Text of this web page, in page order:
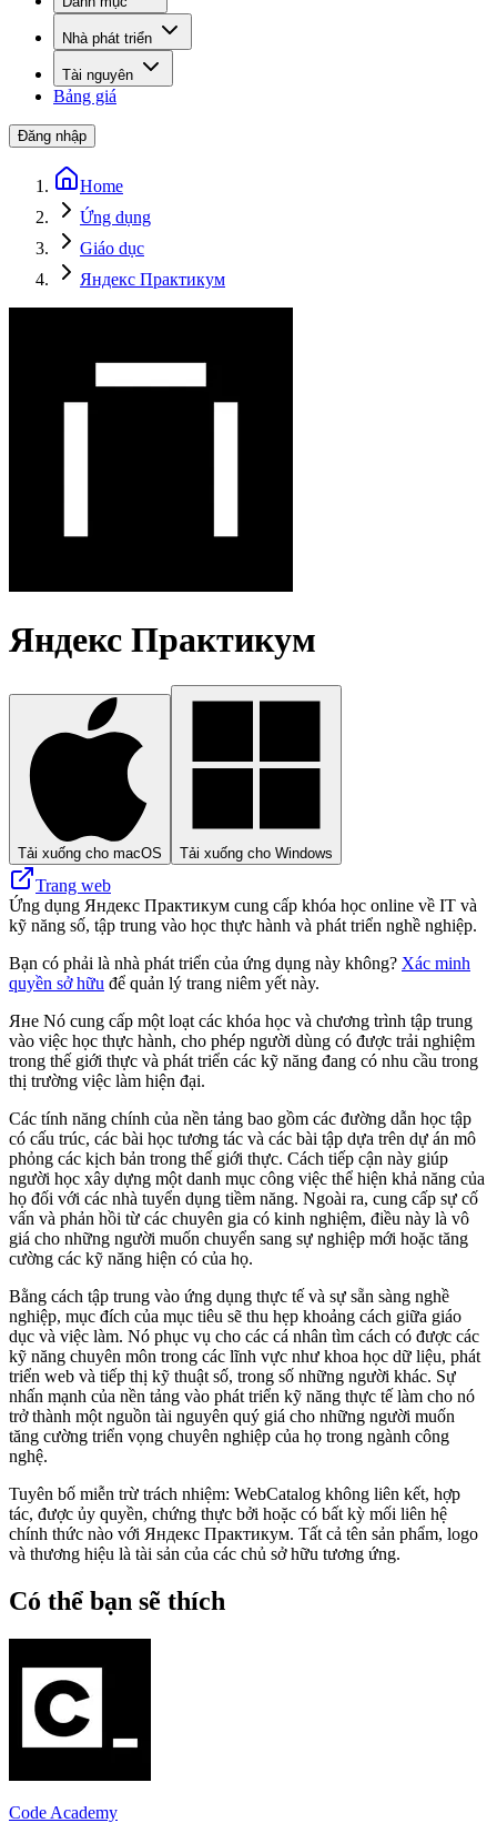
Nhà phát triển
Tài nguyên
Bảng giá
Đăng nhập
Home
Ứng dụng
Giáo dục
Яндекс Практикум
Яндекс Практикум
Tải xuống cho macOS Tải xuống cho Windows
Trang web
Ứng dụng Яндекс Практикум cung cấp khóa học online về IT và
kỹ năng số, tập trung vào học thực hành và phát triển nghề nghiệp.
Bạn có phải là nhà phát triển của ứng dụng này không? Xác minh
quyền sở hữu để quản lý trang niêm yết này.
Яне Nó cung cấp một loạt các khóa học và chương trình tập trung
vào việc học thực hành, cho phép người dùng có được trải nghiệm
trong thế giới thực và phát triển các kỹ năng đang có nhu cầu trong
thị trường việc làm hiện đại.
Các tính năng chính của nền tảng bao gồm các đường dẫn học tập
có cấu trúc, các bài học tương tác và các bài tập dựa trên dự án mô
phỏng các kịch bản trong thế giới thực. Cách tiếp cận này giúp
người học xây dựng một danh mục công việc thể hiện khả năng của
họ đối với các nhà tuyển dụng tiềm năng. Ngoài ra, cung cấp sự cố
vấn và phản hồi từ các chuyên gia có kinh nghiệm, điều này là vô
giá cho những người muốn chuyển sang sự nghiệp mới hoặc tăng
cường các kỹ năng hiện có của họ.
Bằng cách tập trung vào ứng dụng thực tế và sự sẵn sàng nghề
nghiệp, mục đích của mục tiêu sẽ thu hẹp khoảng cách giữa giáo
dục và việc làm. Nó phục vụ cho các cá nhân tìm cách có được các
kỹ năng chuyên môn trong các lĩnh vực như khoa học dữ liệu, phát
triển web và tiếp thị kỹ thuật số, trong số những người khác. Sự
nhấn mạnh của nền tảng vào phát triển kỹ năng thực tế làm cho nó
trở thành một nguồn tài nguyên quý giá cho những người muốn
tăng cường triển vọng chuyên nghiệp của họ trong ngành công
nghệ.
Tuyên bố miễn trừ trách nhiệm: WebCatalog không liên kết, hợp
tác, được ủy quyền, chứng thực bởi hoặc có bất kỳ mối liên hệ
chính thức nào với Яндекс Практикум. Tất cả tên sản phẩm, logo
và thương hiệu là tài sản của các chủ sở hữu tương ứng.
Có thể bạn sẽ thích
Code Academy